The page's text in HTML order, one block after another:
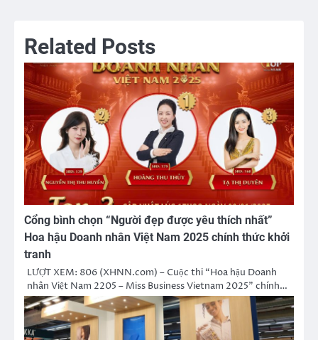
viết
Related Posts
Cổng bình chọn “Người đẹp được yêu thích nhất”
Hoa hậu Doanh nhân Việt Nam 2025 chính thức khởi
tranh
LƯỢT XEM: 806 (XHNN.com) – Cuộc thi “Hoa hậu Doanh
nhân Việt Nam 2205 – Miss Business Vietnam 2025” chính…